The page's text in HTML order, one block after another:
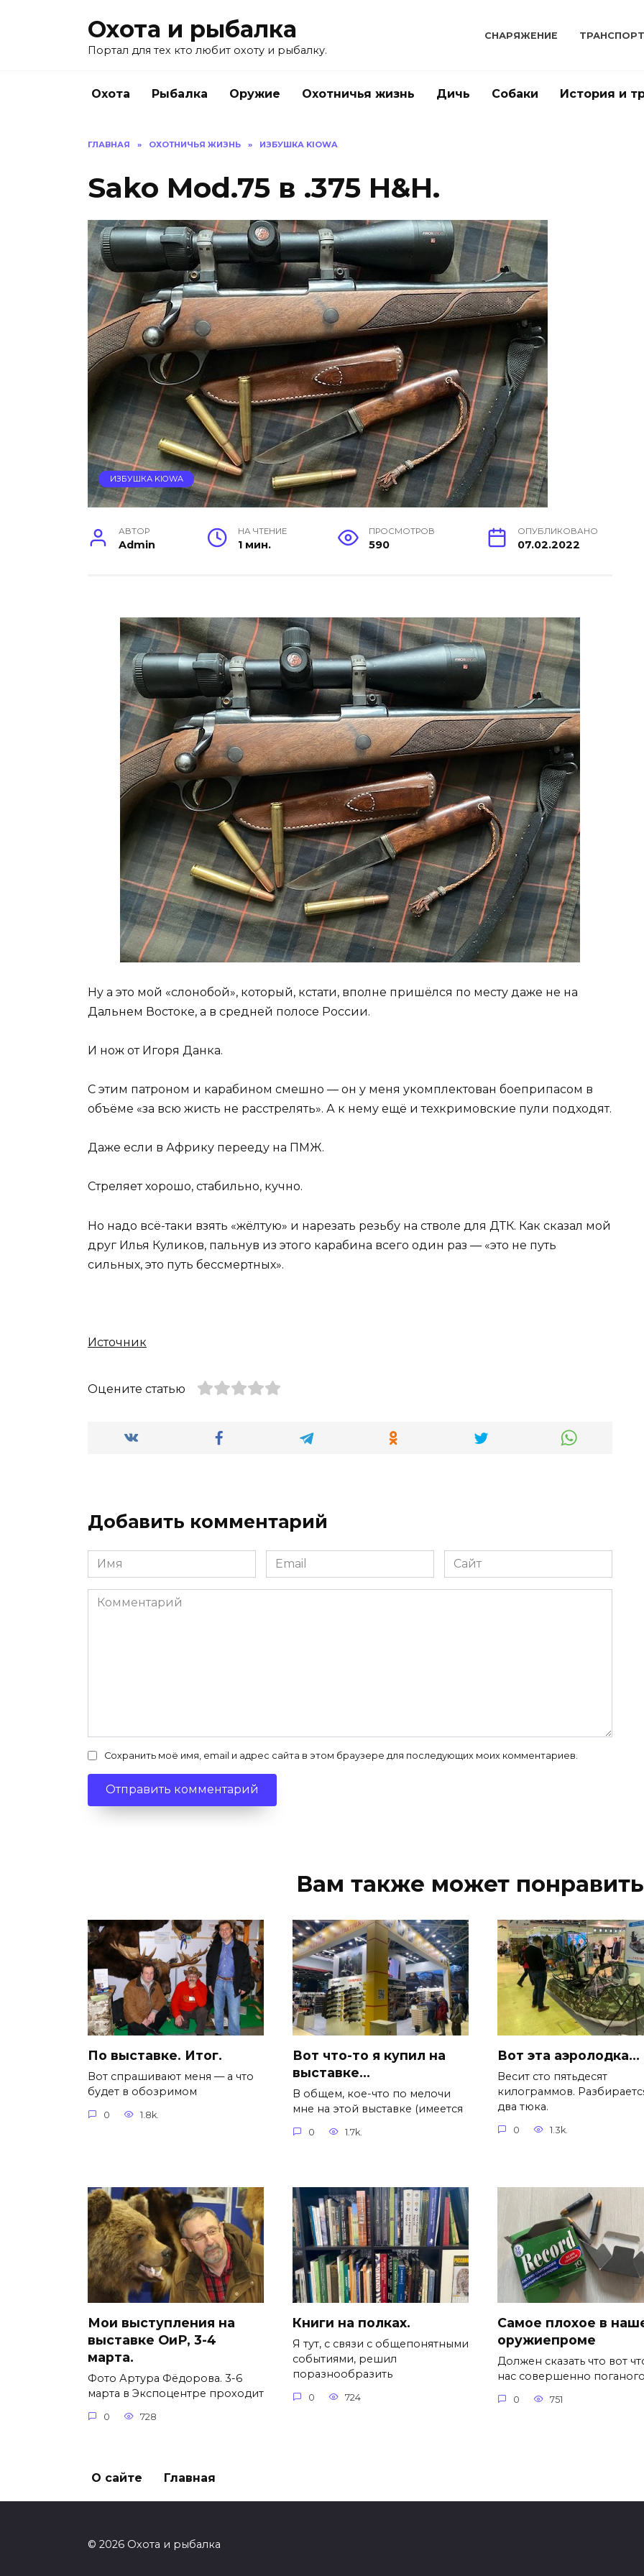
Охота и рыбалка
Портал для тех кто любит охоту и рыбалку.
СНАРЯЖЕНИЕ ТРАНСПОРТ
Охота Рыбалка Оружие Охотничья жизнь Дичь Собаки История и
ГЛАВНАЯ » ОХОТНИЧЬЯ ЖИЗНЬ » ИЗБУШКА KIOWA
Sako Mod.75 в .375 H&H.
ИЗБУШКА KIOWA
АВТОР
Admin
НА ЧТЕНИЕ
1 мин.
ПРОСМОТРОВ
590
ОПУБЛИКОВАНО
07.02.2022
Ну а это мой «слонобой», который, кстати, вполне пришёлся по месту даже не на
Дальнем Востоке, а в средней полосе России.
И нож от Игоря Данка.
С этим патроном и карабином смешно — он у меня укомплектован боеприпасом в
объёме «за всю жисть не расстрелять». А к нему ещё и техкримовские пули подходят.
Даже если в Африку перееду на ПМЖ.
Стреляет хорошо, стабильно, кучно.
Но надо всё-таки взять «жёлтую» и нарезать резьбу на стволе для ДТК. Как сказал мой
друг Илья Куликов, пальнув из этого карабина всего один раз — «это не путь
сильных, это путь бессмертных».
Источник
Оцените статью
Добавить комментарий
Имя
*
Email
*
Сайт
Комментарий
Сохранить моё имя, email и адрес сайта в этом браузере для последующих моих комментариев.
Вам также может
По выставке. Итог.
Вот спрашивают меня — а что
будет в обозримом
0 1.8k.
Вот что-то я купил на
выставке…
В общем, кое-что по мелочи
мне на этой выставке (имеется
0 1.7k.
Вот эта аэролодка…
Весит сто пятьдесят
килограммов.
два тюка.
0 1.3k.
Мои выступления на
выставке ОиР, 3-4
марта.
Фото Артура Фёдорова. 3-6
марта в Экспоцентре проходит
0 728
Книги на полках.
Я тут, с связи с общепонятными
событиями, решил
поразнообразить
0 724
Самое плохое в
оружиепроме
Должен сказать что вот
нас совершенно
0 751
О сайте Главная
© 2026 Охота и рыбалка